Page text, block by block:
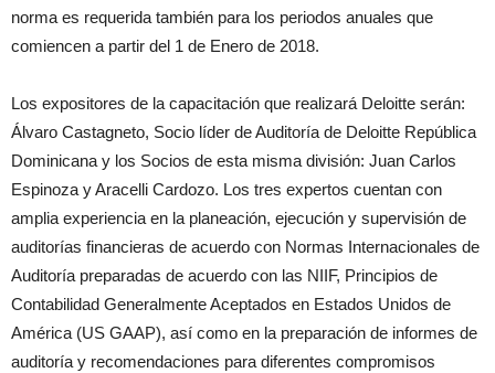
norma es requerida también para los periodos anuales que
comiencen a partir del 1 de Enero de 2018.
Los expositores de la capacitación que realizará Deloitte serán:
Álvaro Castagneto, Socio líder de Auditoría de Deloitte República
Dominicana y los Socios de esta misma división: Juan Carlos
Espinoza y Aracelli Cardozo. Los tres expertos cuentan con
amplia experiencia en la planeación, ejecución y supervisión de
auditorías financieras de acuerdo con Normas Internacionales de
Auditoría preparadas de acuerdo con las NIIF, Principios de
Contabilidad Generalmente Aceptados en Estados Unidos de
América (US GAAP), así como en la preparación de informes de
auditoría y recomendaciones para diferentes compromisos